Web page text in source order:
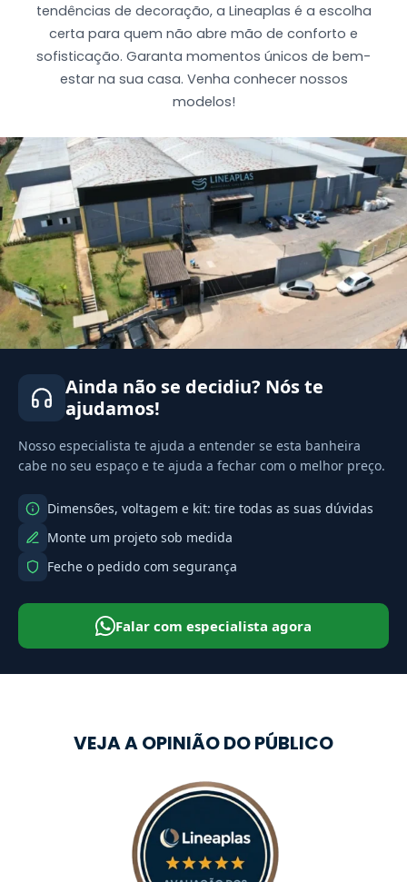
tendências de decoração, a Lineaplas é a escolha
certa para quem não abre mão de conforto e
sofisticação. Garanta momentos únicos de bem-
estar na sua casa. Venha conhecer nossos
modelos!
Ainda não se decidiu? Nós te
ajudamos!
Nosso especialista te ajuda a entender se esta banheira
cabe no seu espaço e te ajuda a fechar com o melhor preço.
Dimensões, voltagem e kit: tire todas as suas dúvidas
Monte um projeto sob medida
Feche o pedido com segurança
Falar com especialista agora
VEJA A OPINIÃO DO PÚBLICO